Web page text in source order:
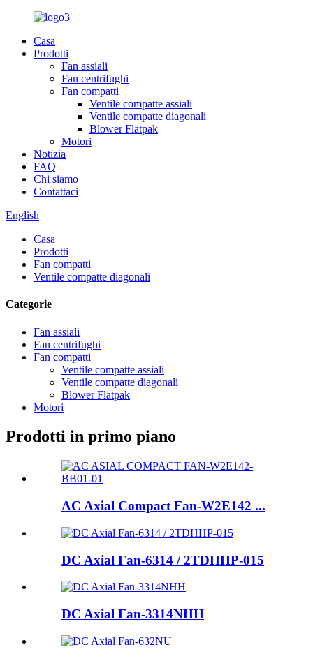
Casa
Prodotti
Fan assiali
Fan centrifughi
Fan compatti
Ventile compatte assiali
Ventile compatte diagonali
Blower Flatpak
Motori
Notizia
FAQ
Chi siamo
Contattaci
English
Casa
Prodotti
Fan compatti
Ventile compatte diagonali
Categorie
Fan assiali
Fan centrifughi
Fan compatti
Ventile compatte assiali
Ventile compatte diagonali
Blower Flatpak
Motori
Prodotti in primo piano
AC Axial Compact Fan-W2E142 ...
DC Axial Fan-6314 / 2TDHHP-015
DC Axial Fan-3314NHH